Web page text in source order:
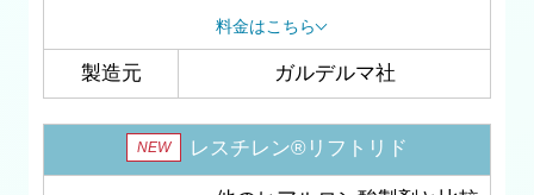
料金はこちら
製造元 ガルデルマ社
NEW レスチレン®リフトリド